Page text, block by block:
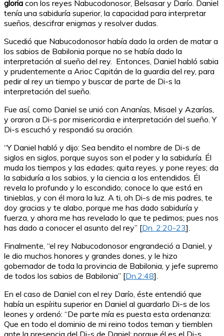
gloria con los reyes Nabucodonosor, Belsasar y Darío. Daniel
tenía una sabiduría superior, la capacidad para interpretar
sueños, descifrar enigmas y resolver dudas.
Sucedió que Nabucodonosor había dado la orden de matar a
los sabios de Babilonia porque no se había dado la
interpretación al sueño del rey. Entonces, Daniel habló sabia
y prudentemente a Arioc Capitán de la guardia del rey, para
pedir al rey un tiempo y buscar de parte de Di-s la
interpretación del sueño.
Fue así, como Daniel se unió con Ananías, Misael y Azarías,
y oraron a Di-s por misericordia e interpretación del sueño. Y
Di-s escuchó y respondió su oración.
“Y Daniel habló y dijo: Sea bendito el nombre de Di-s de
siglos en siglos, porque suyos son el poder y la sabiduría. Él
muda los tiempos y las edades; quita reyes, y pone reyes; da
la sabiduría a los sabios, y la ciencia a los entendidos. Él
revela lo profundo y lo escondido; conoce lo que está en
tinieblas, y con él mora la luz. A ti, oh Di-s de mis padres, te
doy gracias y te alabo, porque me has dado sabiduría y
fuerza, y ahora me has revelado lo que te pedimos; pues nos
has dado a conocer el asunto del rey” [Dn. 2:20-23].
Finalmente, “el rey Nabucodonosor engrandeció a Daniel, y
le dio muchos honores y grandes dones, y le hizo
gobernador de toda la provincia de Babilonia, y jefe supremo
de todos los sabios de Babilonia” [Dn.2:48].
En el caso de Daniel con el rey Darío, éste entendió que
había un espíritu superior en Daniel al guardarlo Di-s de los
leones y ordenó: “De parte mía es puesta esta ordenanza:
Que en todo el dominio de mi reino todos teman y tiemblen